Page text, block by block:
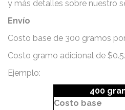
y más detalles sobre nuestro
Envío
Costo base de 300 gramos
Costo gramo adicional de
Ejemplo:
400
Costo base